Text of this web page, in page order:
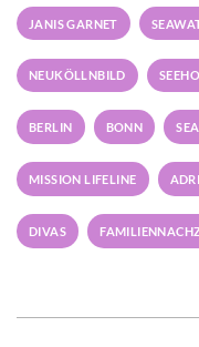
JANIS GARNET
NEUKÖLLNBILD
BERLIN BONN
MISSION LIFELINE
DIVAS